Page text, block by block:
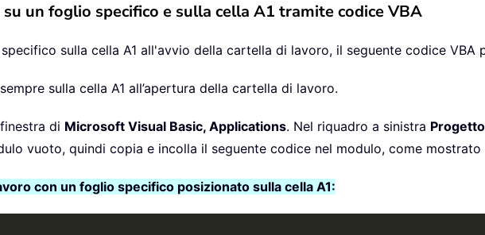
un foglio specifico e sulla cella A1 tramite codice VBA
sulla cella A1 all'avvio della cartella di lavoro, il seguente codice VBA
sulla cella A1 all’apertura della cartella di lavoro.
di Microsoft Visual Basic, Applications. Nel riquadro a sinistra
vuoto, quindi copia e incolla il seguente codice nel modulo, come mostrato
con un foglio specifico posizionato sulla cella A1: